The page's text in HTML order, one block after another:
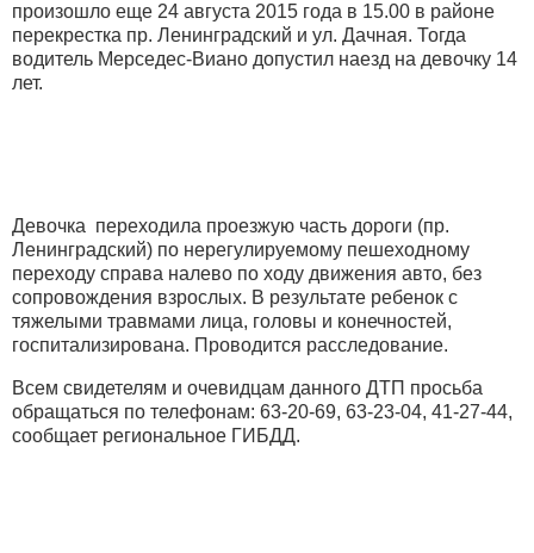
произошло еще 24 августа 2015 года в 15.00 в районе
перекрестка пр. Ленинградский и ул. Дачная. Тогда
водитель Мерседес-Виано допустил наезд на девочку 14
лет.
Девочка переходила проезжую часть дороги (пр.
Ленинградский) по нерегулируемому пешеходному
переходу справа налево по ходу движения авто, без
сопровождения взрослых. В результате ребенок с
тяжелыми травмами лица, головы и конечностей,
госпитализирована. Проводится расследование.
Всем свидетелям и очевидцам данного ДТП просьба
обращаться по телефонам: 63-20-69, 63-23-04, 41-27-44,
сообщает региональное ГИБДД.